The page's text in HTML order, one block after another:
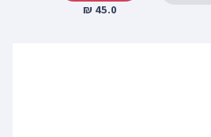
45.0 ₪